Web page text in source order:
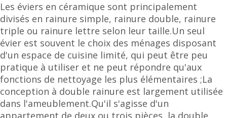
Les éviers en céramique sont principalement
divisés en rainure simple, rainure double, rainure
triple ou rainure lettre selon leur taille.Un seul
évier est souvent le choix des ménages disposant
d'un espace de cuisine limité, qui peut être peu
pratique à utiliser et ne peut répondre qu'aux
fonctions de nettoyage les plus élémentaires ;La
conception à double rainure est largement utilisée
dans l'ameublement.Qu'il s'agisse d'un